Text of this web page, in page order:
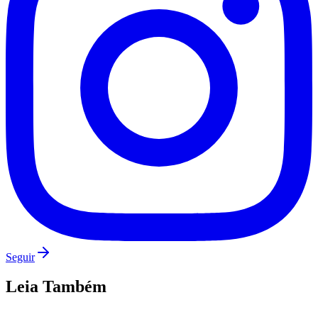
São Paulo
Seguir
Leia Também